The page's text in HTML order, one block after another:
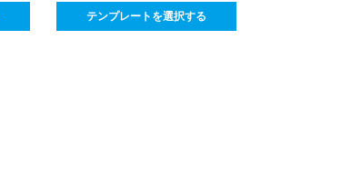
テンプレートを選択する